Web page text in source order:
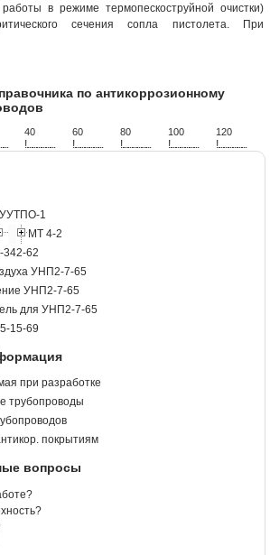
в режиме термопескоструйной очистки)
сечения сопла пистолета. При
по антикоррозионному
.....
40
!...................
60
!...................
80
!...................
100
!...................
120
!...................
УУТПО-1
МТ 4-2
62
УНП2-7-65
УНП2-7-65
для УНП2-7-65
15-69
при разработке
трубопроводы
покрытиям
вопросы